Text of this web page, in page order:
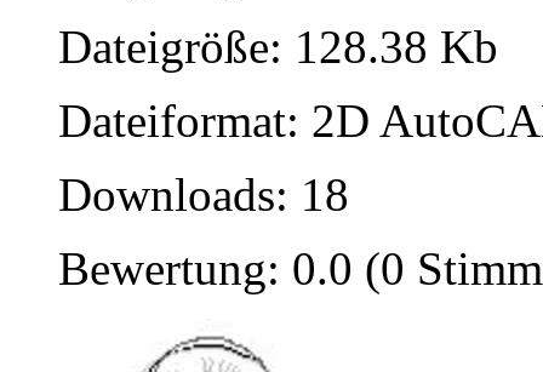
Dateigröße: 128.38 Kb
Dateiformat: 2D
Downloads: 18
Bewertung: 0.0 (0